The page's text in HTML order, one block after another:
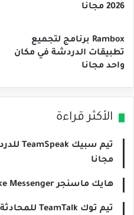
2026 مجانا
Rambox برنامج لتجميع
تطبيقات الدردشة في مكان
واحد مجانا
الأكثر قراءة
مجانا
هايك ماسنجر Hike Messenger للكمبيوتر والموبايل مجانا